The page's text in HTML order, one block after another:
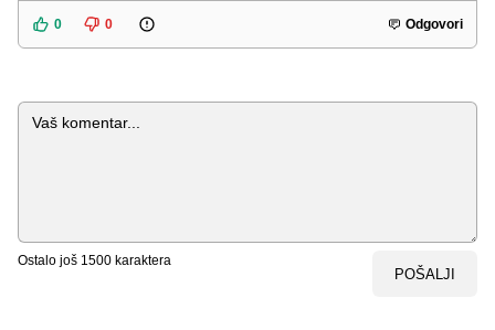
0 0 Odgovori
Komentar
Ostalo još 1500 karaktera
POŠALJI